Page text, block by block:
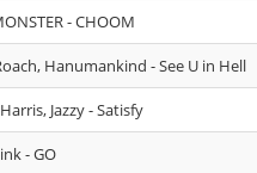
- CHOOM
Hanumankind - See U in Hell
Jazzy - Satisfy
- GO